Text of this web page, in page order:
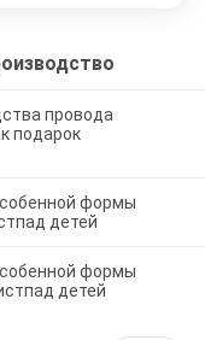
провода
подарок
формы
детей
формы
детей